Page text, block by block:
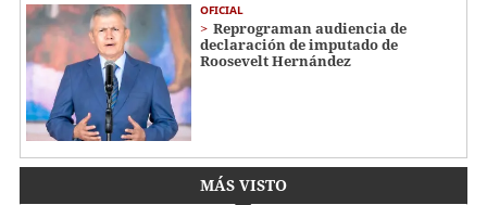
OFICIAL
Reprograman audiencia de
declaración de imputado de
Roosevelt Hernández
MÁS VISTO